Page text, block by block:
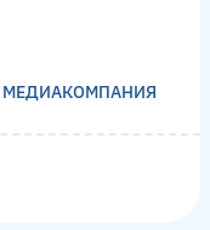
МЕДИАКОМПАНИЯ